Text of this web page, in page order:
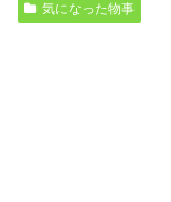
気になった物事